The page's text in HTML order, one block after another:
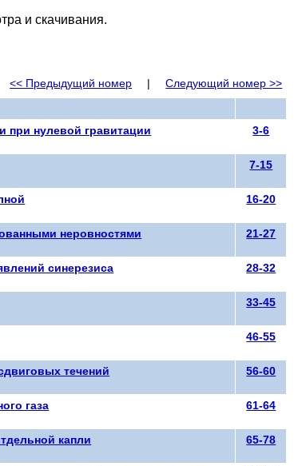
и скачивания.
<< Предыдущий номер | Следующий номер >>
при нулевой гравитации
3-6
7-15
16-20
неровностями
21-27
синерезиса
28-32
33-45
46-55
течений
56-60
газа
61-64
капли
65-78